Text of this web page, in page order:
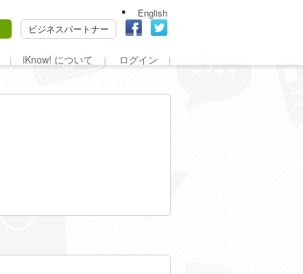
English
ビジネスパートナー
iKnow! について ログイン